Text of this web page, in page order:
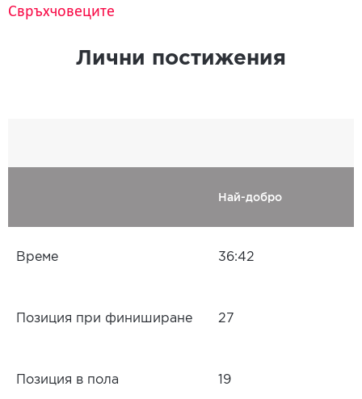
Свръхчовеците
Лични постижения
Най-добро
Време 36:42
Позиция при финиширане 27
Позиция в пола 19